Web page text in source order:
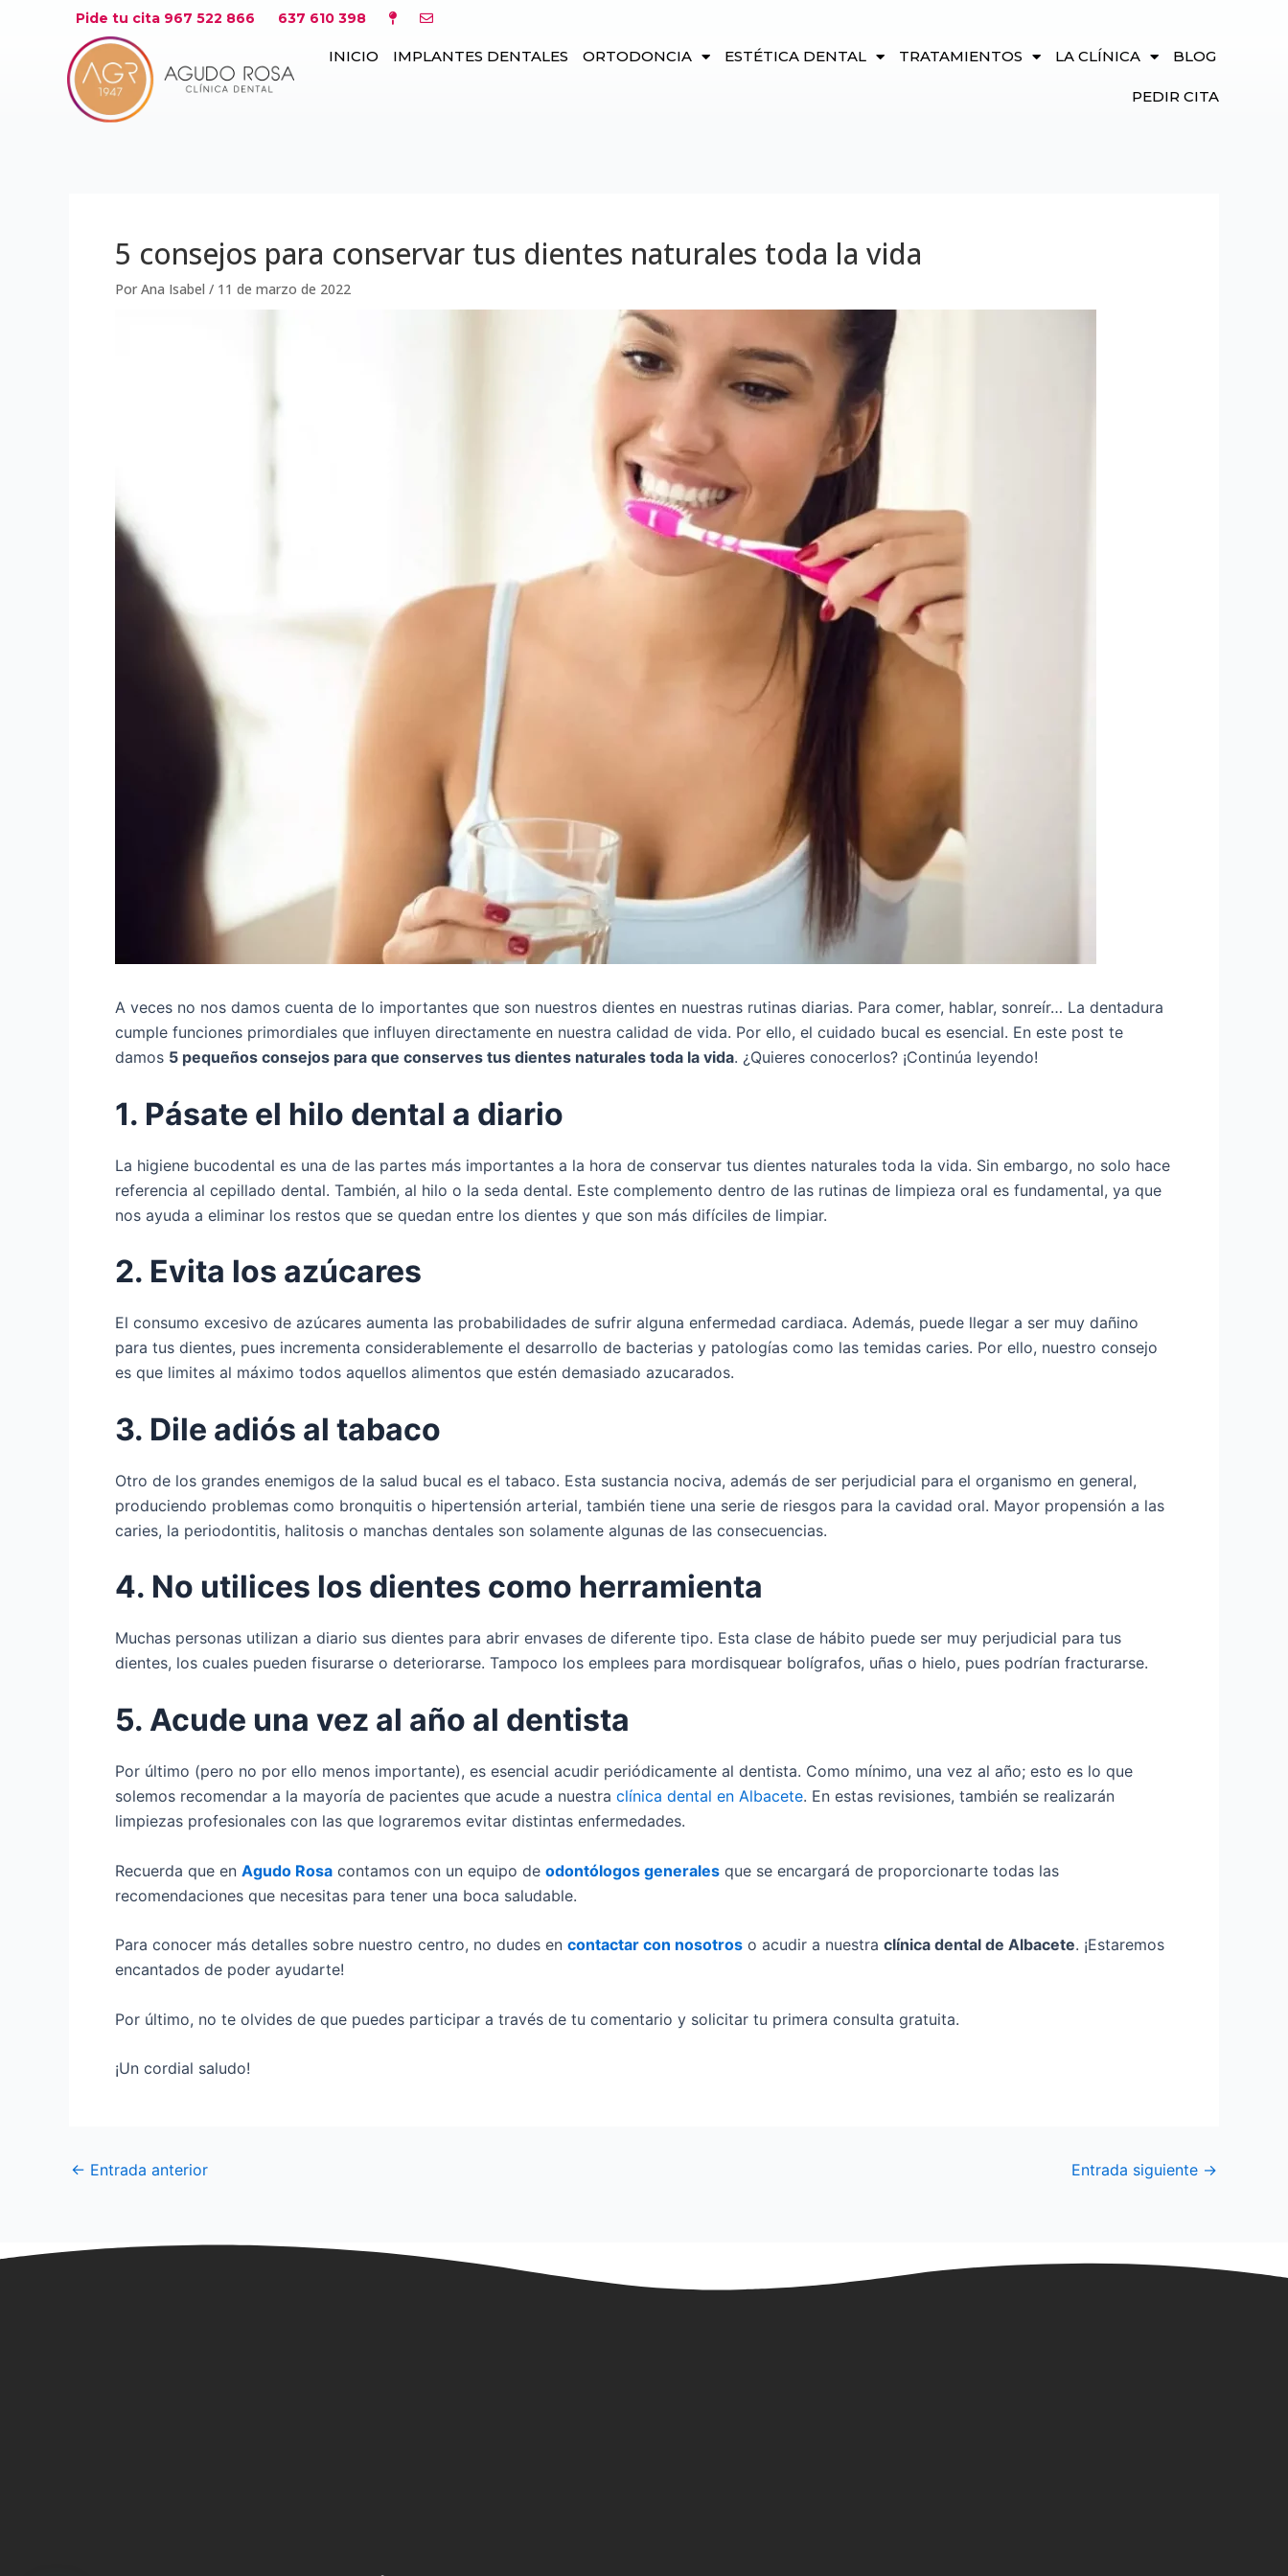
contenido
Pide tu cita 967 522 866 637 610 398
INICIO IMPLANTES DENTALES ORTODONCIA ESTÉTICA DENTAL TRATAMIENTOS LA CLÍNICA BLOG
PEDIR CITA
5 consejos para conservar tus dientes naturales toda la vida
Por Ana Isabel / 11 de marzo de 2022
A veces no nos damos cuenta de lo importantes que son nuestros dientes en nuestras rutinas diarias. Para comer, hablar, sonreír… La dentadura
cumple funciones primordiales que influyen directamente en nuestra calidad de vida. Por ello, el cuidado bucal es esencial. En este post te
damos 5 pequeños consejos para que conserves tus dientes naturales toda la vida. ¿Quieres conocerlos? ¡Continúa leyendo!
1. Pásate el hilo dental a diario
La higiene bucodental es una de las partes más importantes a la hora de conservar tus dientes naturales toda la vida. Sin embargo, no solo hace
referencia al cepillado dental. También, al hilo o la seda dental. Este complemento dentro de las rutinas de limpieza oral es fundamental, ya que
nos ayuda a eliminar los restos que se quedan entre los dientes y que son más difíciles de limpiar.
2. Evita los azúcares
El consumo excesivo de azúcares aumenta las probabilidades de sufrir alguna enfermedad cardiaca. Además, puede llegar a ser muy dañino
para tus dientes, pues incrementa considerablemente el desarrollo de bacterias y patologías como las temidas caries. Por ello, nuestro consejo
es que limites al máximo todos aquellos alimentos que estén demasiado azucarados.
3. Dile adiós al tabaco
Otro de los grandes enemigos de la salud bucal es el tabaco. Esta sustancia nociva, además de ser perjudicial para el organismo en general,
produciendo problemas como bronquitis o hipertensión arterial, también tiene una serie de riesgos para la cavidad oral. Mayor propensión a las
caries, la periodontitis, halitosis o manchas dentales son solamente algunas de las consecuencias.
4. No utilices los dientes como herramienta
Muchas personas utilizan a diario sus dientes para abrir envases de diferente tipo. Esta clase de hábito puede ser muy perjudicial para tus
dientes, los cuales pueden fisurarse o deteriorarse. Tampoco los emplees para mordisquear bolígrafos, uñas o hielo, pues podrían fracturarse.
5. Acude una vez al año al dentista
Por último (pero no por ello menos importante), es esencial acudir periódicamente al dentista. Como mínimo, una vez al año; esto es lo que
solemos recomendar a la mayoría de pacientes que acude a nuestra clínica dental en Albacete. En estas revisiones, también se realizarán
limpiezas profesionales con las que lograremos evitar distintas enfermedades.
Recuerda que en Agudo Rosa contamos con un equipo de odontólogos generales que se encargará de proporcionarte todas las
recomendaciones que necesitas para tener una boca saludable.
Para conocer más detalles sobre nuestro centro, no dudes en contactar con nosotros o acudir a nuestra clínica dental de Albacete. ¡Estaremos
encantados de poder ayudarte!
Por último, no te olvides de que puedes participar a través de tu comentario y solicitar tu primera consulta gratuita.
¡Un cordial saludo!
Navegación
entradas
← Entrada anterior Entrada siguiente →